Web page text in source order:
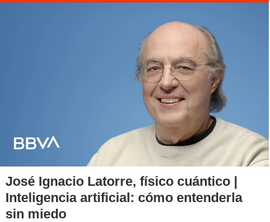
marzo último, y tiene el objetivo de fomentar un polo de
El Comité de Frontera está integrado por funcionarios de
los ministerios de Relaciones Exteriores y Migraciones, así
como por representantes del sector privado de los dos
José Ignacio Latorre, físico cuántico |
Inteligencia artificial: cómo entenderla
sin miedo